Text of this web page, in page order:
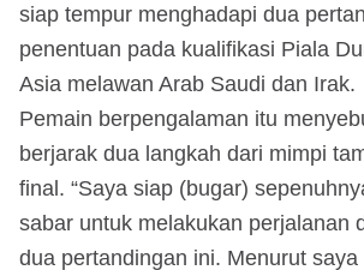
siap tempur menghadapi dua
penentuan pada kualifikasi Piala
Asia melawan Arab Saudi dan Irak.
Pemain berpengalaman itu
berjarak dua langkah dari mimpi
final. “Saya siap (bugar)
sabar untuk melakukan perjalanan
dua pertandingan ini. Menurut